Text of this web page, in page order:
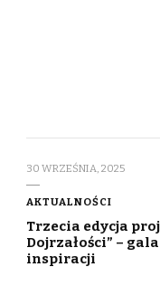
30 WRZEŚNIA, 2025
AKTUALNOŚCI
Trzecia edycja
Dojrzałości” –
inspiracji